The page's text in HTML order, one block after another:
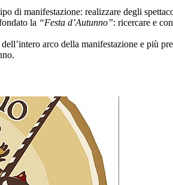
di manifestazione: realizzare degli
la “Festa d’Autunno”: ricercare e
arco della manifestazione e più